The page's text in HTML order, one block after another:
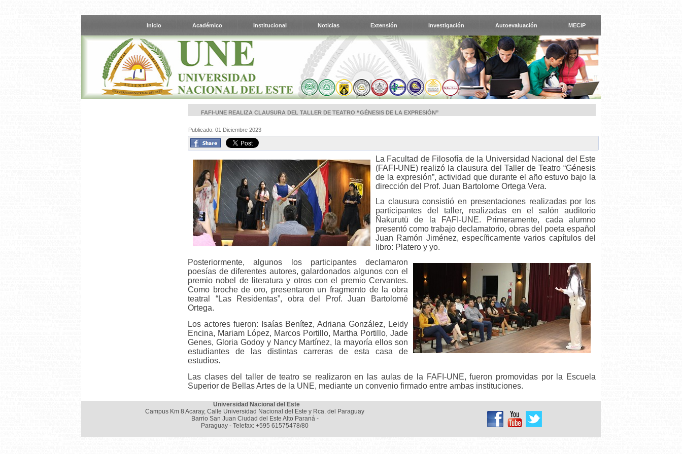
Inicio Académico Institucional Noticias Extensión Investigación Autoevaluación MECIP
FAFI-UNE REALIZA CLAUSURA DEL TALLER DE TEATRO “GÉNESIS DE LA EXPRESIÓN”
Publicado: 01 Diciembre 2023
La Facultad de Filosofía de la Universidad Nacional del Este
(FAFI-UNE) realizó la clausura del Taller de Teatro “Génesis
de la expresión”, actividad que durante el año estuvo bajo la
dirección del Prof. Juan Bartolome Ortega Vera.
La clausura consistió en presentaciones realizadas por los
participantes del taller, realizadas en el salón auditorio
Ñakurutü de la FAFI-UNE. Primeramente, cada alumno
presentócomo trabajo declamatorio, obras del poeta español
Juan Ramón Jiménez, específicamente varios capítulos del
libro: Platero y yo.
Posteriormente, algunos los participantes declamaron
poesías de diferentes autores, galardonados algunos con el
premio nobel de literatura y otros con el premio Cervantes.
Como broche de oro, presentaron un fragmento de la obra
teatral “Las Residentas”, obra del Prof. Juan Bartolomé
Ortega.
Los actores fueron: Isaías Benítez, Adriana González, Leidy
Encina, Mariam López, Marcos Portillo, Martha Portillo, Jade
Genes, Gloria Godoy y Nancy Martínez, la mayoría ellos son
estudiantes de las distintas carreras de esta casa de
estudios.
Las clases del taller de teatro se realizaron en las aulas de la FAFI-UNE, fueron promovidas por la Escuela
Superior de Bellas Artes de la UNE, mediante un convenio firmado entre ambas instituciones.
Universidad Nacional del Este
Campus Km 8 Acaray, Calle Universidad Nacional del Este y Rca. del Paraguay
Barrio San Juan Ciudad del Este Alto Paraná -
Paraguay - Telefax: +595 61575478/80